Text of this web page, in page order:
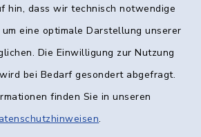
hin, dass wir technisch notwendige
eine optimale Darstellung unserer
Die Einwilligung zur Nutzung
bei Bedarf gesondert abgefragt.
finden Sie in unseren
.
Impressum
Kommunikation
Sitemap